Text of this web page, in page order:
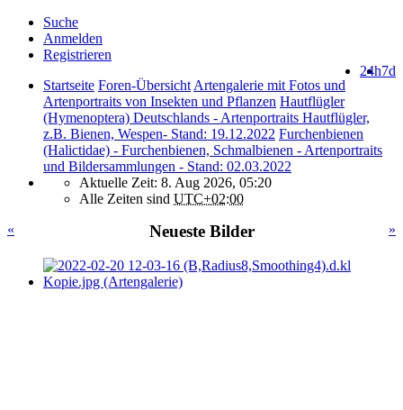
Suche
Anmelden
Registrieren
7d
24h
Startseite Foren-Übersicht Artengalerie mit Fotos und
Artenportraits von Insekten und Pflanzen Hautflügler
(Hymenoptera) Deutschlands - Artenportraits Hautflügler,
z.B. Bienen, Wespen- Stand: 19.12.2022 Furchenbienen
(Halictidae) - Furchenbienen, Schmalbienen - Artenportraits
und Bildersammlungen - Stand: 02.03.2022
Aktuelle Zeit: 8. Aug 2026, 05:20
Alle Zeiten sind UTC+02:00
«
»
Neueste Bilder